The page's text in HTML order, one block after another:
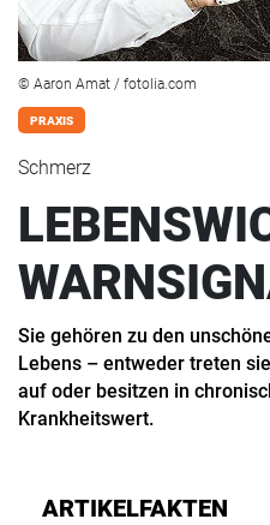
© Aaron Amat / fotolia.com
PRAXIS
Schmerz
Sie gehören zu den
Lebens – entweder treten
auf oder besitzen in
Krankheitswert.
ARTIKELFAKTEN